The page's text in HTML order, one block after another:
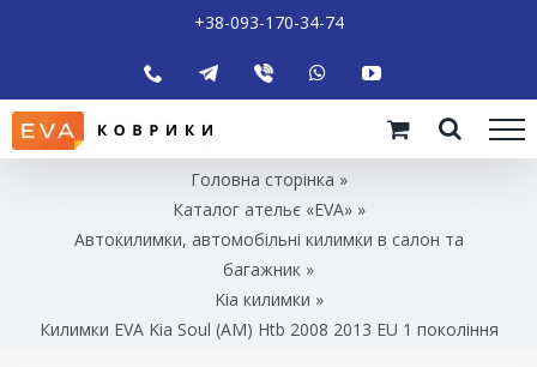
+38-093-170-34-74
Головна сторінка »
Каталог ательє «EVA»»
Автокилимки, автомобільні килимки в салон та
багажник »
Kia килимки »
Килимки EVA Kia Soul (AM) Htb 2008 2013 EU 1 покоління